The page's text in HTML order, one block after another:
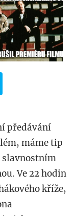
předávání
máme tip
slavnostním
Ve 22 hodin
kříže,